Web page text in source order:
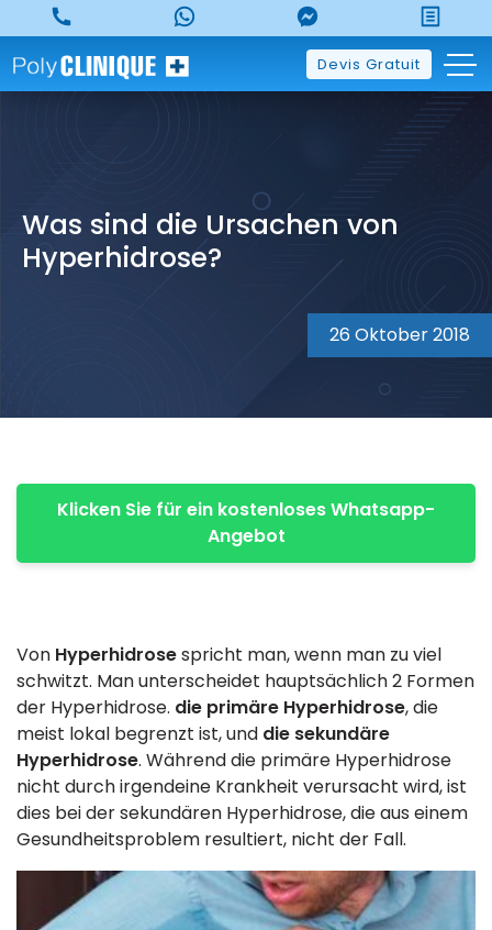
to
content
Devis Gratuit
Was sind die Ursachen von
Hyperhidrose?
26 Oktober 2018
Klicken Sie für ein kostenloses Whatsapp-
Angebot
Von Hyperhidrosespricht man, wenn man zu viel
schwitzt. Man unterscheidet hauptsächlich 2 Formen
der Hyperhidrose. die primäre Hyperhidrose, die
meist lokal begrenzt ist, und die sekundäre
Hyperhidrose. Während die primäre Hyperhidrose
nicht durch irgendeine Krankheit verursacht wird, ist
dies bei der sekundären Hyperhidrose, die aus einem
Gesundheitsproblem resultiert, nicht der Fall.